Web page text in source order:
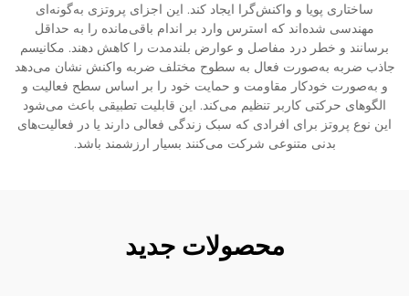
ساختاری پویا و واکنش‌گرا ایجاد کند. این اجزای پروتزی به‌گونه‌ای
مهندسی شده‌اند که استرس وارد بر اندام باقی‌مانده را به حداقل
برسانند و خطر درد مفاصل و عوارض بلندمدت را کاهش دهند. مکانیسم
جاذب ضربه به‌صورت فعال به سطوح مختلف ضربه واکنش نشان می‌دهد
و به‌صورت خودکار مقاومت و حمایت خود را بر اساس سطح فعالیت و
الگوهای حرکتی کاربر تنظیم می‌کند. این قابلیت تطبیقی باعث می‌شود
این نوع پروتز برای افرادی که سبک زندگی فعالی دارند یا در فعالیت‌های
بدنی متنوعی شرکت می‌کنند بسیار ارزشمند باشد.
محصولات جدید